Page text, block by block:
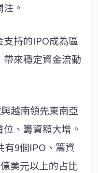
。
持的IPO成為區
來穩定資金流動
越南領先東南亞
、籌資額大增。
有9個IPO、籌資
美元以上的占比